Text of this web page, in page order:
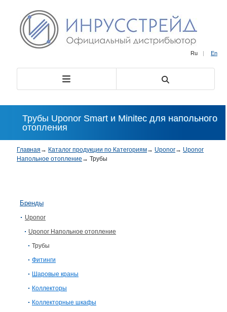
Ru | En
Трубы Uponor Smart и Minitec для напольного
отопления
Главная → Каталог продукции по Категориям→ Uponor→ Uponor
Напольное отопление → Трубы
Бренды
Uponor
Uponor Напольное отопление
Трубы
Фитинги
Шаровые краны
Коллекторы
Коллекторные шкафы